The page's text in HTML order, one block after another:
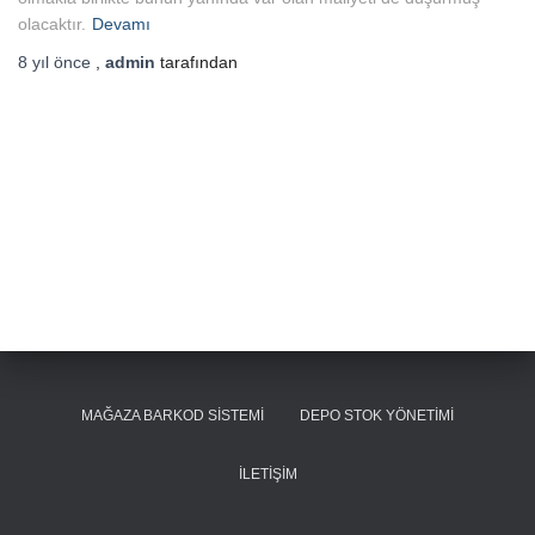
olacaktır. Devamı
8 yıl önce admin tarafından
MAĞAZA BARKOD SISTEMI DEPO STOK YÖNETIMI
İLETIŞIM